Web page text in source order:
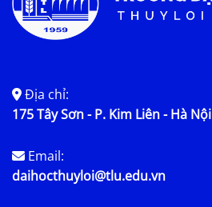
Địa chỉ:
175 Tây Sơn - P. Kim Liên - Hà Nội
Email:
daihocthuyloi@tlu.edu.vn